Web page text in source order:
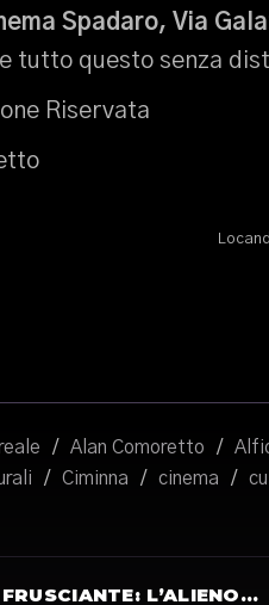
Spadaro, Via
tutto questo senza
Riservata
/ Alan Comoretto /
/ Ciminna / cinema /
L’ALIENO…